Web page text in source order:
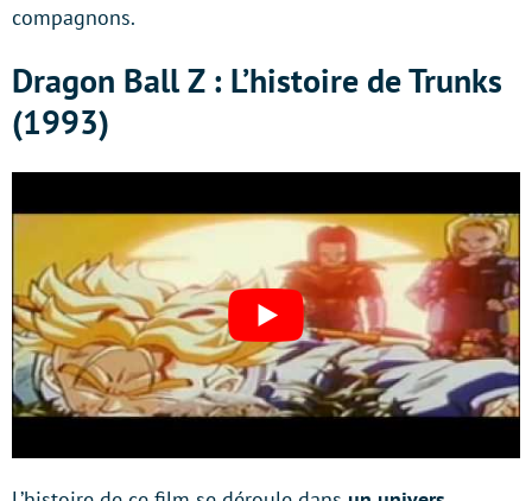
compagnons.
Dragon Ball Z : L’histoire de Trunks
(1993)